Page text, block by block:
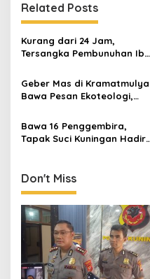
Related Posts
Kurang dari 24 Jam,
Tersangka Pembunuhan Ibu
Ditangkap di Brebes
Geber Mas di Kramatmulya
Bawa Pesan Ekoteologi,
Tanam Pohon
Bawa 16 Penggembira,
Tapak Suci Kuningan Hadiri
Don't Miss